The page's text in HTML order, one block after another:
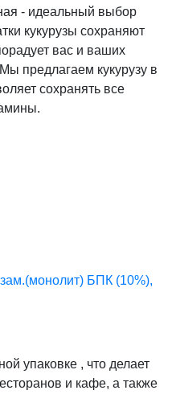
- идеальный выбор
кукурузы сохраняют
вас и ваших
предлагаем кукурузу в
сохранять все
зам.(монолит) БПК (10%),
упаковке , что делает
и кафе, а также